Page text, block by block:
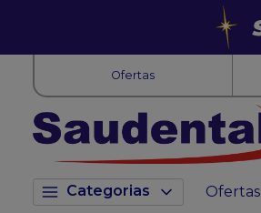
Ofertas
Categorias Ofertas